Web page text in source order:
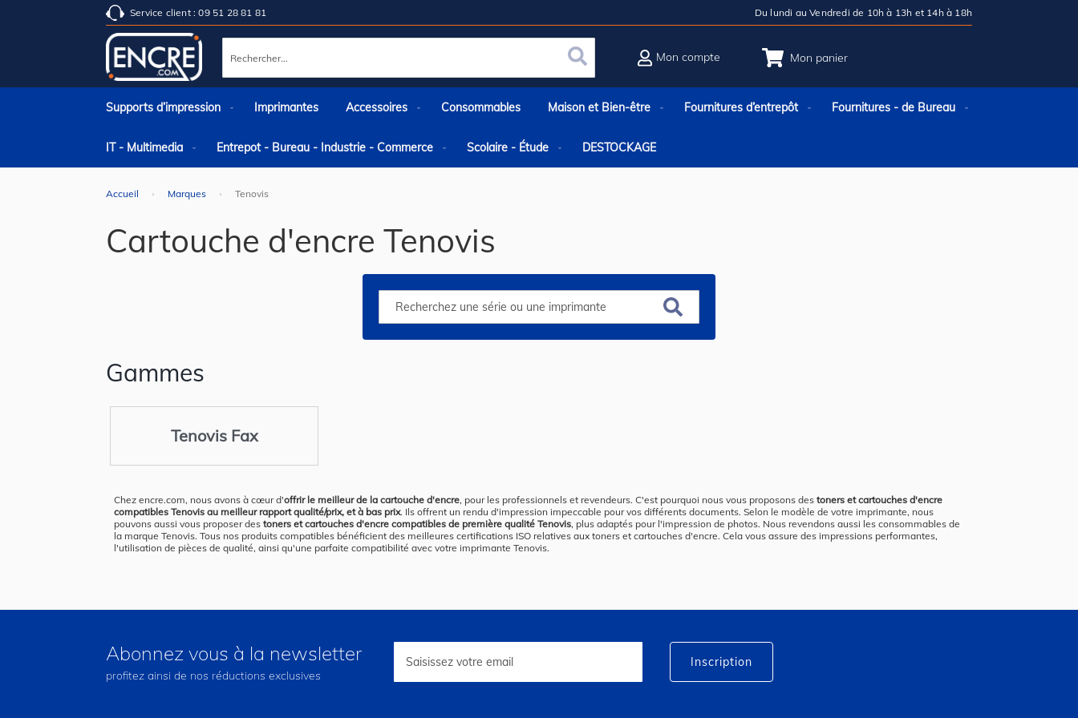
Service client : 09 51 28 81 81 Du lundi au Vendredi de 10h à 13h et 14h à 18h
Mon panier
Rechercher Rechercher
Mon compte
Supports d’impression Imprimantes Accessoires Consommables Maison et Bien-être Fournitures d’entrepôt Fournitures - de Bureau
IT - Multimedia Entrepot - Bureau - Industrie - Commerce Scolaire - Étude DESTOCKAGE
Accueil Marques Tenovis
Cartouche d'encre Tenovis
Gammes
Tenovis Fax
Chez encre.com, nous avons à cœur d'offrir le meilleur de la cartouche d'encre, pour les professionnels et revendeurs. C'est pourquoi nous vous proposons des toners et cartouches d'encre
compatibles Tenovis au meilleur rapport qualité/prix, et à bas prix. Ils offrent un rendu d'impression impeccable pour vos différents documents. Selon le modèle de votre imprimante, nous
pouvons aussi vous proposer des toners et cartouches d'encre compatibles de première qualité Tenovis, plus adaptés pour l'impression de photos. Nous revendons aussi les consommables de
la marque Tenovis. Tous nos produits compatibles bénéficient des meilleures certifications ISO relatives aux toners et cartouches d'encre. Cela vous assure des impressions performantes,
l'utilisation de pièces de qualité, ainsi qu'une parfaite compatibilité avec votre imprimante Tenovis.
Abonnez vous à la newsletter
profitez ainsi de nos réductions exclusives
lettre
Inscription